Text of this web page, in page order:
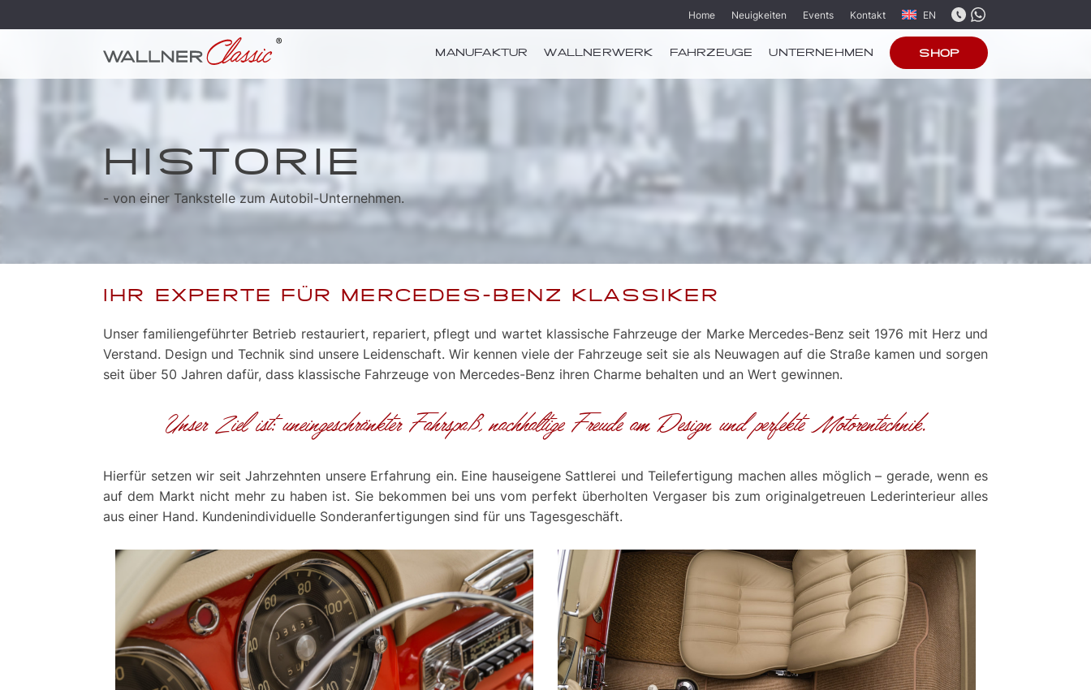
Home Neuigkeiten Events Kontakt EN
MANUFAKTUR WALLNERWERK FAHRZEUGE UNTERNEHMEN SHOP
HISTORIE
- von einer Tankstelle zum Autobil-Unternehmen.
IHR EXPERTE FÜR MERCEDES-BENZ KLASSIKER
Unser familiengeführter Betrieb restauriert, repariert, pflegt und wartet klassische Fahrzeuge der Marke Mercedes-Benz seit 1976 mit Herz und
Verstand. Design und Technik sind unsere Leidenschaft. Wir kennen viele der Fahrzeuge seit sie als Neuwagen auf die Straße kamen und sorgen
seit über 50 Jahren dafür, dass klassische Fahrzeuge von Mercedes-Benz ihren Charme behalten und an Wert gewinnen.
Unser Ziel ist: uneingeschränkter Fahrspaß, nachhaltige Freude am Design und perfekte Motorentechnik.
Hierfür setzen wir seit Jahrzehnten unsere Erfahrung ein. Eine hauseigene Sattlerei und Teilefertigung machen alles möglich – gerade, wenn es
auf dem Markt nicht mehr zu haben ist. Sie bekommen bei uns vom perfekt überholten Vergaser bis zum originalgetreuen Lederinterieur alles
aus einer Hand. Kundenindividuelle Sonderanfertigungen sind für uns Tagesgeschäft.